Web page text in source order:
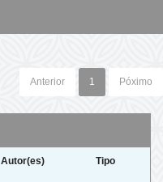
Anterior 1 Póximo
Autor(es) Tipo